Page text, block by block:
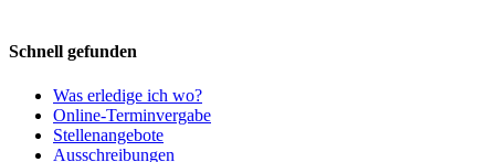
Schnell gefunden
Was erledige ich wo?
Online-Terminvergabe
Stellenangebote
Ausschreibungen